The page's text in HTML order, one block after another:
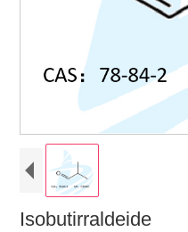
Isobutirraldeide